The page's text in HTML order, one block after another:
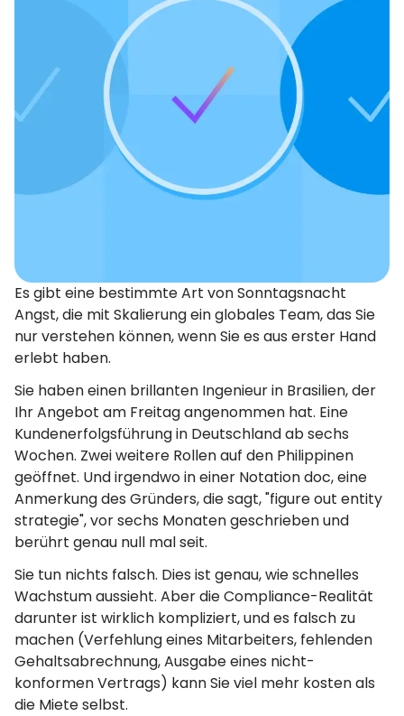
Es gibt eine bestimmte Art von Sonntagsnacht
Angst, die mit Skalierung ein globales Team, das Sie
nur verstehen können, wenn Sie es aus erster Hand
erlebt haben.
Sie haben einen brillanten Ingenieur in Brasilien, der
Ihr Angebot am Freitag angenommen hat. Eine
Kundenerfolgsführung in Deutschland ab sechs
Wochen. Zwei weitere Rollen auf den Philippinen
geöffnet. Und irgendwo in einer Notation doc, eine
Anmerkung des Gründers, die sagt, "figure out entity
strategie", vor sechs Monaten geschrieben und
berührt genau null mal seit.
Sie tun nichts falsch. Dies ist genau, wie schnelles
Wachstum aussieht. Aber die Compliance-Realität
darunter ist wirklich kompliziert, und es falsch zu
machen (Verfehlung eines Mitarbeiters, fehlenden
Gehaltsabrechnung, Ausgabe eines nicht-
konformen Vertrags) kann Sie viel mehr kosten als
die Miete selbst.